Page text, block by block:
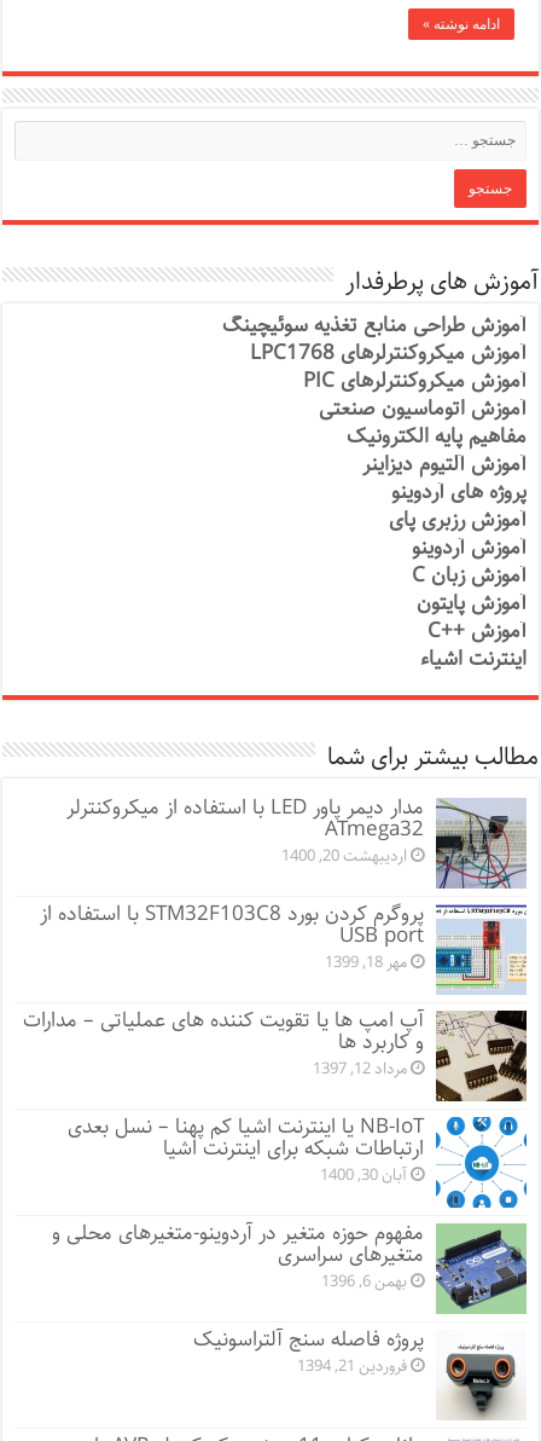
ادامه نوشته »
آموزش های پرطرفدار
آموزش طراحی منابع تغذیه سوئیچینگ
آموزش میکروکنترلرهای LPC1768
آموزش میکروکنترلرهای PIC
آموزش اتوماسیون صنعتی
مفاهیم پایه الکترونیک
آموزش آلتیوم دیزاینر
پروژه های آردوینو
آموزش رزبری پای
آموزش آردوینو
آموزش زبان C
آموزش پایتون
آموزش ++C
اینترنت اشیاء
مطالب بیشتر برای شما
مدار دیمر پاور LED با استفاده از میکروکنترلر
ATmega32
اردیبهشت 20, 1400
پروگرم کردن بورد STM32F103C8 با استفاده از
USB port
مهر 18, 1399
آپ امپ ها یا تقویت کننده های عملیاتی – مدارات
و کاربرد ها
مرداد 12, 1397
NB-IoT یا اینترنت اشیا کم پهنا – نسل بعدی
ارتباطات شبکه برای اینترنت اشیا
آبان 30, 1400
مفهوم حوزه متغیر در آردوینو-متغیرهای محلی و
متغیرهای سراسری
بهمن 6, 1396
پروژه فاصله سنج آلتراسونیک
فروردین 21, 1394